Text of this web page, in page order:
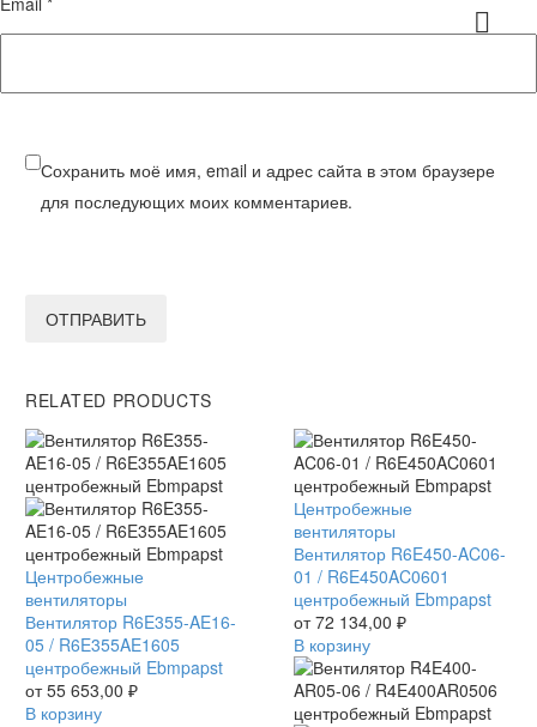
Сохранить моё имя, email и адрес сайта в этом браузере
для последующих моих комментариев.
ОТПРАВИТЬ
RELATED PRODUCTS
Вентилятор
R6E355-
AE16-
05
/
R6E355AE1605
центробежный
Центробежные
вентиляторы
Вентилятор R6E355-AE16-
05 / R6E355AE1605
центробежный Ebmpapst
от55 653,00 ₽
В корзину
Вентилятор
R6E450-
AC06-
01
/
R6E450AC0601
центробежный
Ebmpapst
Центробежные
вентиляторы
Вентилятор R6E450-AC06-
01 / R6E450AC0601
центробежный Ebmpapst
от72 134,00 ₽
В корзину